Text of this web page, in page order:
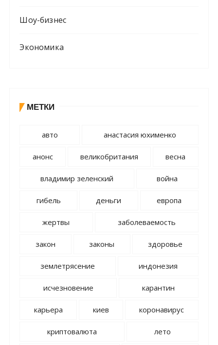
Шоу-бизнес
Экономика
МЕТКИ
авто анастасия юхименко
анонс великобритания весна
владимир зеленский война
гибель деньги европа
жертвы заболеваемость
закон законы здоровье
землетрясение индонезия
исчезновение карантин
карьера киев коронавирус
криптовалюта лето